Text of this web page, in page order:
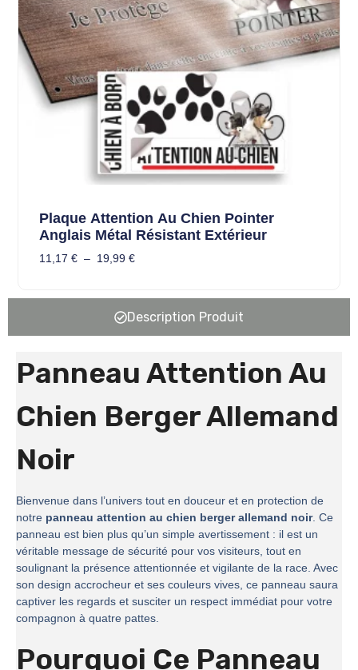
Plaque Attention Au Chien Pointer
Anglais Métal Résistant Extérieur
11,17 € – 19,99 €
Description Produit
Panneau Attention Au
Chien Berger Allemand
Noir
Bienvenue dans l’univers tout en douceur et en protection de
notre panneau attention au chien berger allemand noir. Ce
panneau est bien plus qu’un simple avertissement : il est un
véritable message de sécurité pour vos visiteurs, tout en
soulignant la présence attentionnée et vigilante de la race. Avec
son design accrocheur et ses couleurs vives, ce panneau saura
captiver les regards et susciter un respect immédiat pour votre
compagnon à quatre pattes.
Pourquoi Ce Panneau